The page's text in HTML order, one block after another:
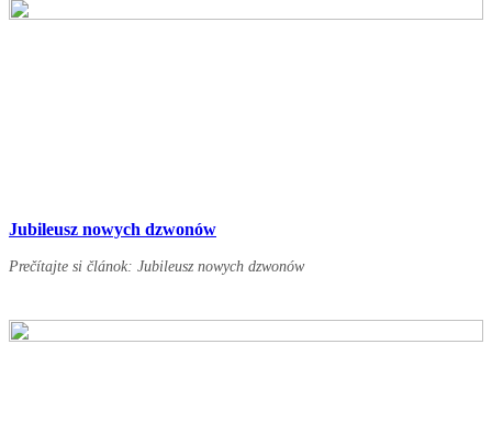
Jubileusz nowych dzwonów
Prečítajte si článok: Jubileusz nowych dzwonów